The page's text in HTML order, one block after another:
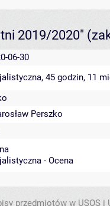
2019/2020"
06-30
45 godzin, 11
Perszko
- Ocena
przedmiotów w USOS